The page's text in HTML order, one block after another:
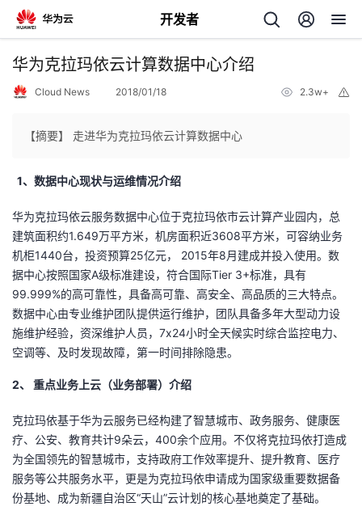
开发者
返
人
主
页
我
的
开
发
者
我
的
博
我
的
我
华为克拉玛依云计算数据中心介绍
Cloud News 2018/01/18 2.3w+
【摘要】 走进华为克拉玛依云计算数据中心
1、数据中心现状与运维情况介绍
华为克拉玛依云服务数据中心位于克拉玛依市云计算产业园内，总
建筑面积约1.649万平方米，机房面积近3608平方米，可容纳业务
机柜1440台，投资预算25亿元， 2015年8月建成并投入使用。数
据中心按照国家A级标准建设，符合国际Tier 3+标准，具有
99.999%的高可靠性，具备高可靠、高安全、高品质的三大特点。
数据中心由专业维护团队提供运行维护，团队具备多年大型动力设
施维护经验，资深维护人员，7x24小时全天候实时综合监控电力、
空调等、及时发现故障，第一时间排除隐患。
2、 重点业务上云（业务部署）介绍
克拉玛依基于华为云服务已经构建了智慧城市、政务服务、健康医
疗、公安、教育共计9朵云，400余个应用。不仅将克拉玛依打造成
为全国领先的智慧城市，支持政府工作效率提升、提升教育、医疗
服务等公共服务水平，更是为克拉玛依申请成为国家级重要数据备
份基地、成为新疆自治区“天山”云计划的核心基地奠定了基础。